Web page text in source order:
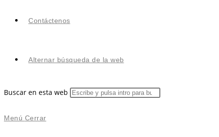
Contáctenos
Alternar búsqueda de la web
Buscar en esta web
Menú Cerrar